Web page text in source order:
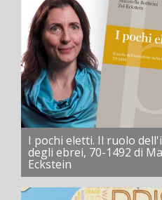
I pochi eletti. Il ruolo
degli ebrei, 70-1492 di
Eckstein